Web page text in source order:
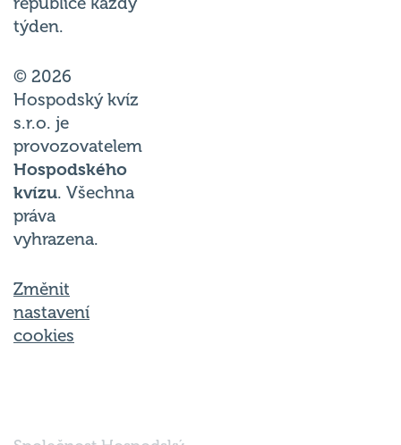
týden.
© 2026
Hospodský kvíz
s.r.o. je
provozovatelem
Hospodského
kvízu. Všechna
práva
vyhrazena.
Změnit
nastavení
cookies